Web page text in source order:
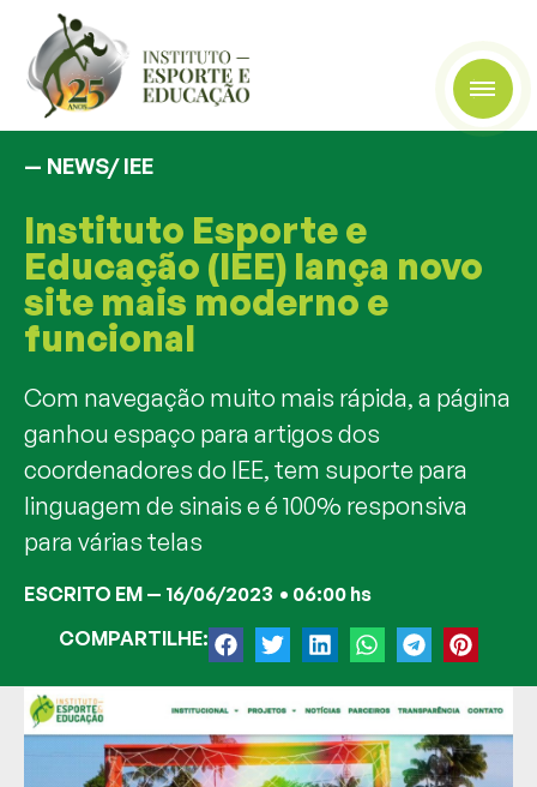
— NEWS/IEE
Instituto Esporte e
Educação (IEE) lança novo
site mais moderno e
funcional
Com navegação muito mais rápida, a página
ganhou espaço para artigos dos
coordenadores do IEE, tem suporte para
linguagem de sinais e é 100% responsiva
para várias telas
ESCRITO EM — 16/06/2023 • 06:00 hs
COMPARTILHE: